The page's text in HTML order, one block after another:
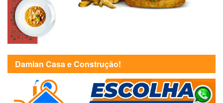
Damian Casa e Construção!